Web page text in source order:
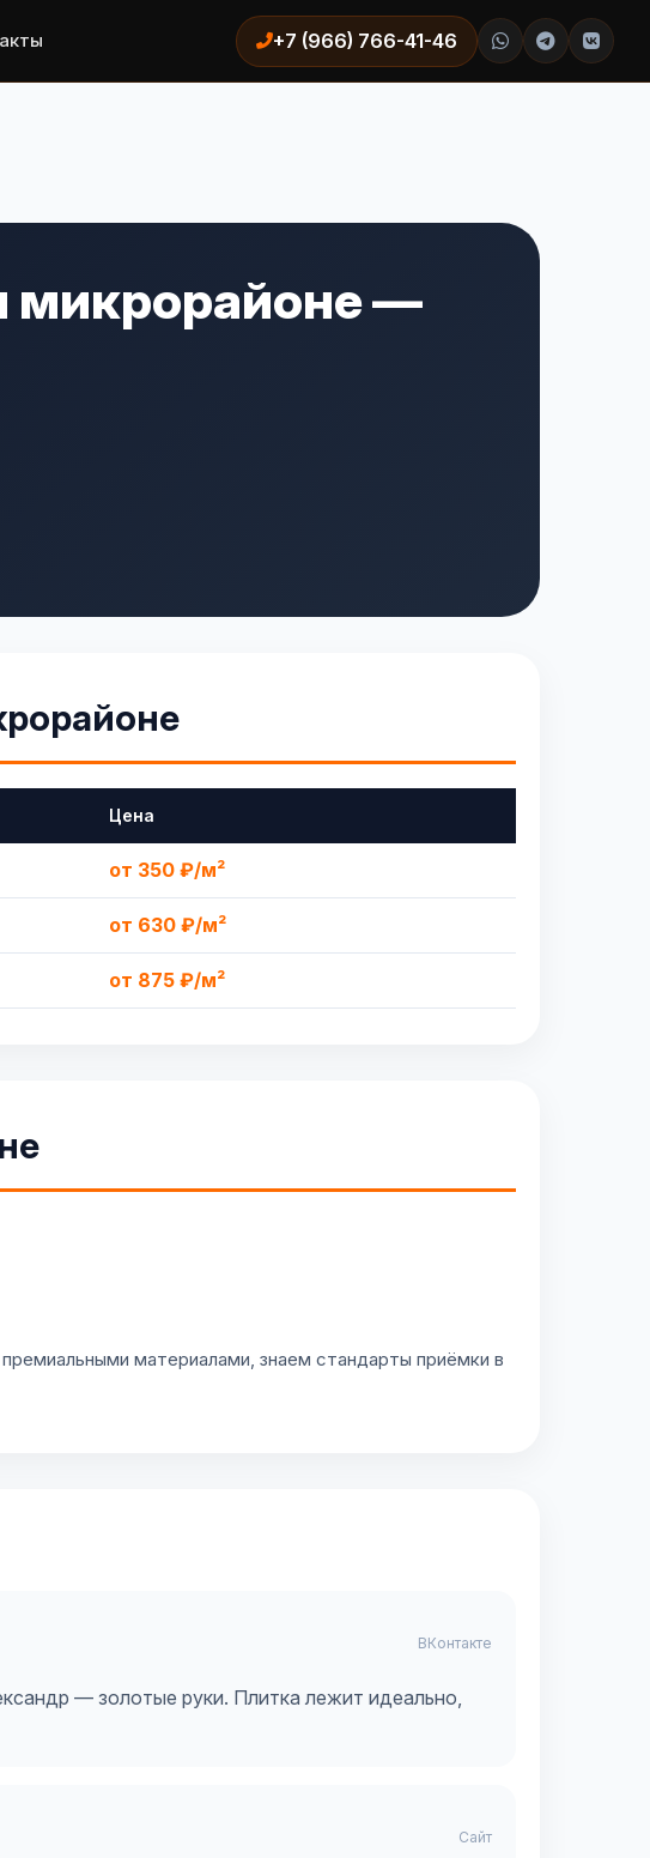
+7 (966) 766-41-46
микрорайоне —
Цена
от 350 ₽/м²
от 630 ₽/м²
от 875 ₽/м²
материалами, знаем стандарты приёмки в
ВКонтакте
— золотые руки. Плитка лежит идеально,
Сайт